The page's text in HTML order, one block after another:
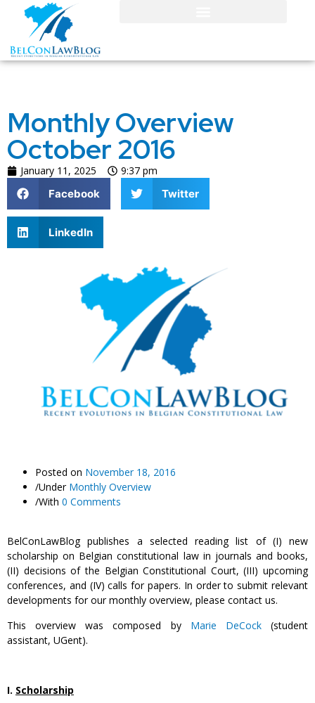
Monthly Overview
October 2016
January 11, 2025
9:37 pm
Facebook
Twitter
LinkedIn
Posted on November 18, 2016
/Under Monthly Overview
/With 0 Comments
BelConLawBlog publishes a selected reading list of (I) new
scholarship on Belgian constitutional law in journals and books,
(II) decisions of the Belgian Constitutional Court, (III) upcoming
conferences, and (IV) calls for papers. In order to submit relevant
developments for our monthly overview, please contact us.
This overview was composed by Marie DeCock(student
assistant, UGent).
I. Scholarship